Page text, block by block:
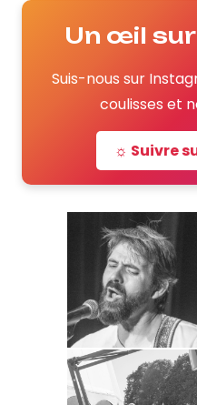
Un œil
Suis-nous sur
coulisses et
☼ Suivre